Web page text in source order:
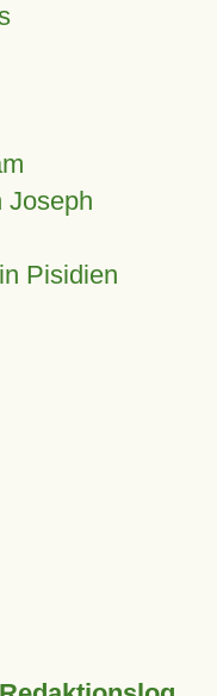
Joseph
Pisidien